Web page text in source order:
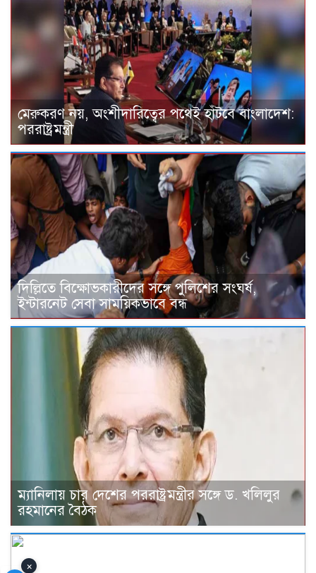
মেরুকরণ নয়, অংশীদারিত্বের পথেই হাঁটবে বাংলাদেশ:
পররাষ্ট্রমন্ত্রী
দিল্লিতে বিক্ষোভকারীদের সঙ্গে পুলিশের সংঘর্ষ,
ইন্টারনেট সেবা সাময়িকভাবে বন্ধ
ম্যানিলায় চার দেশের পররাষ্ট্রমন্ত্রীর সঙ্গে ড. খলিলুর
রহমানের বৈঠক
×